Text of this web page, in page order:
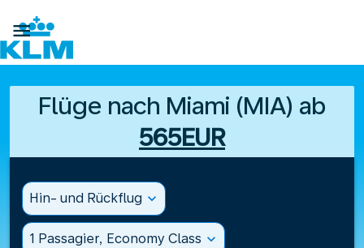

Flüge nach Miami (MIA) ab
565EUR
Hin- und Rückflug expand_more
1 Passagier, Economy Class expand_more